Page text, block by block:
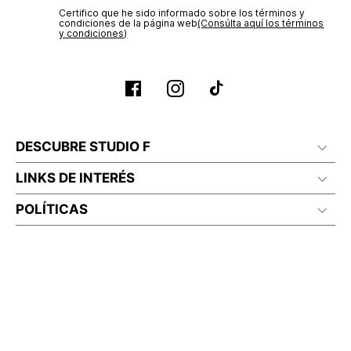
Certifico que he sido informado sobre los términos y
condiciones de la página web‎(Consúlta aquí los términos
y condiciones)
DESCUBRE STUDIO F
LINKS DE INTERÉS
POLÍTICAS